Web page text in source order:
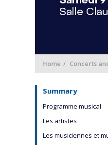
Home Concerts
Summary
Programme musical
Les artistes
Les musiciennes et